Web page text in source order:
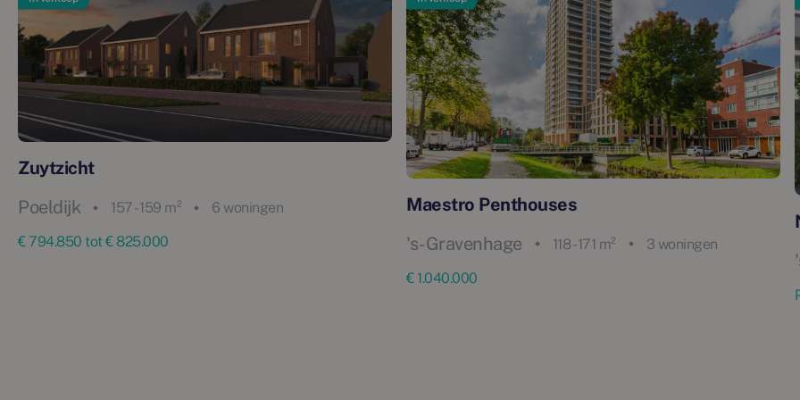
Zuytzicht
Poeldijk
157 - 159 m²
6 woningen
€ 794.850 tot € 825.000
Maestro Penthouses
's-Gravenhage
118 - 171 m²
3 woningen
€ 1.040.000